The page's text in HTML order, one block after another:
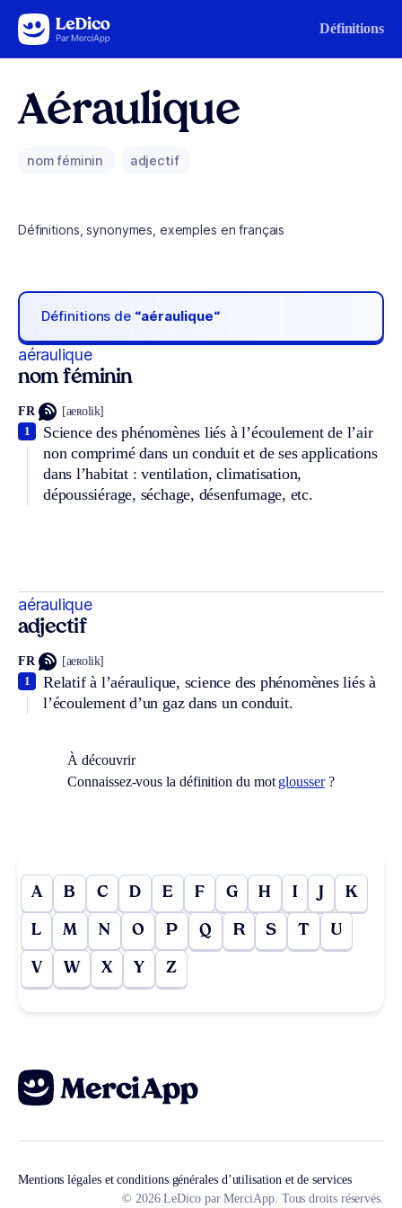
Aller au contenu Définitions
Aéraulique
nom féminin adjectif
Définitions, synonymes, exemples en français
Définitions de “aéraulique“
aéraulique
nom féminin
FR [aeʀolik]
Science des phénomènes liés à l’écoulement de l’air
non comprimé dans un conduit et de ses applications
dans l’habitat : ventilation, climatisation,
dépoussiérage, séchage, désenfumage, etc.
1
aéraulique
adjectif
FR [aeʀolik]
Relatif à l’aéraulique, science des phénomènes liés à
l’écoulement d’un gaz dans un conduit.
1
À découvrir
Connaissez-vous la définition du mot glousser?
A B C D E F G H I J K
L M N O P Q R S T U
V W X Y Z
Mentions légales et conditions générales d’utilisation et de services
© 2026 LeDico par MerciApp. Tous droits réservés.